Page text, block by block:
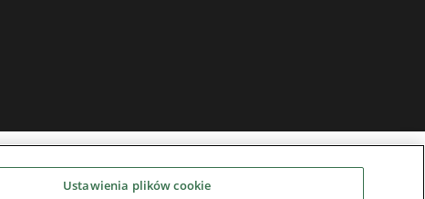
Ustawienia plików cookie